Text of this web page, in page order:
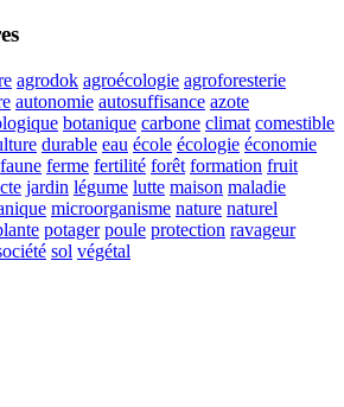
agrodok agroécologie agroforesterie
autonomie autosuffisance azote
botanique carbone climat comestible
durable eau école écologie économie
faune ferme fertilité forêt formation fruit
jardin légume lutte maison maladie
microorganisme nature naturel
potager poule protection ravageur
sol végétal